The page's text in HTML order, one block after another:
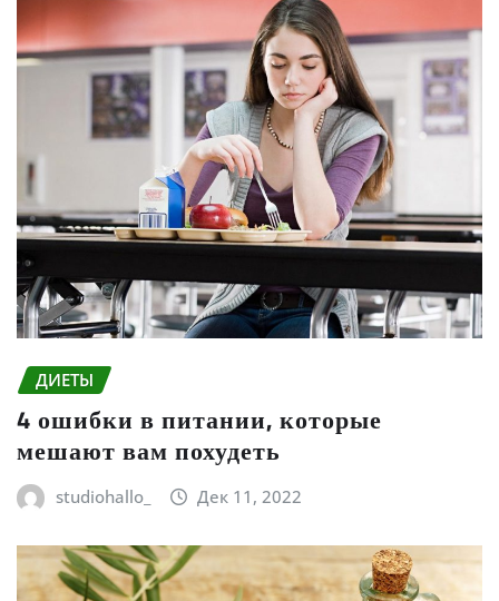
ДИЕТЫ
4 ошибки в питании, которые
мешают вам похудеть
studiohallo_ Дек 11, 2022